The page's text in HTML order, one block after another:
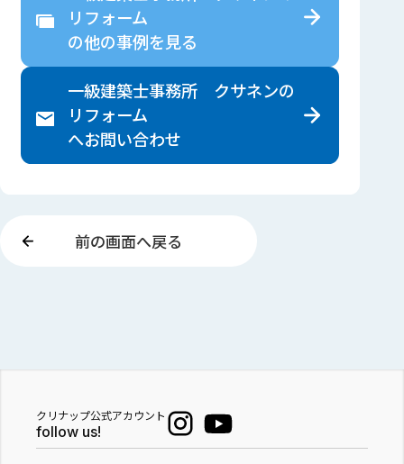
リフォーム
の他の事例を見る
一級建築士事務所 クサネンの
リフォーム
へお問い合わせ
前の画面へ戻る
クリナップ公式アカウント
follow us!